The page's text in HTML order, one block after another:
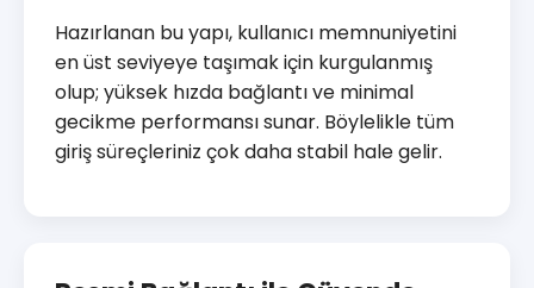
Hazırlanan bu yapı, kullanıcı memnuniyetini
en üst seviyeye taşımak için kurgulanmış
olup; yüksek hızda bağlantı ve minimal
gecikme performansı sunar. Böylelikle tüm
giriş süreçleriniz çok daha stabil hale gelir.